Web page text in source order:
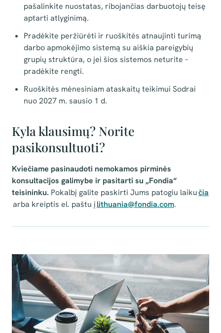
pašalinkite nuostatas, ribojančias darbuotojų teisę
aptarti atlyginimą.
Pradėkite peržiūrėti ir ruoškitės atnaujinti turimą
darbo apmokėjimo sistemą su aiškia pareigybių
grupių struktūra, o jei šios sistemos neturite –
pradėkite rengti.
Ruoškitės mėnesiniam ataskaitų teikimui Sodrai
nuo 2027 m. sausio 1 d.
Kyla klausimų? Norite
pasikonsultuoti?
Kviečiame pasinaudoti nemokamos pirminės
konsultacijos galimybe ir pasitarti su „Fondia“
teisininku. Pokalbį galite paskirti Jums patogiu laikučia
arba kreiptis el. paštu įlithuania@fondia.com.